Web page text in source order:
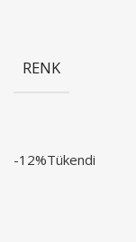
RENK
-12%Tükendi